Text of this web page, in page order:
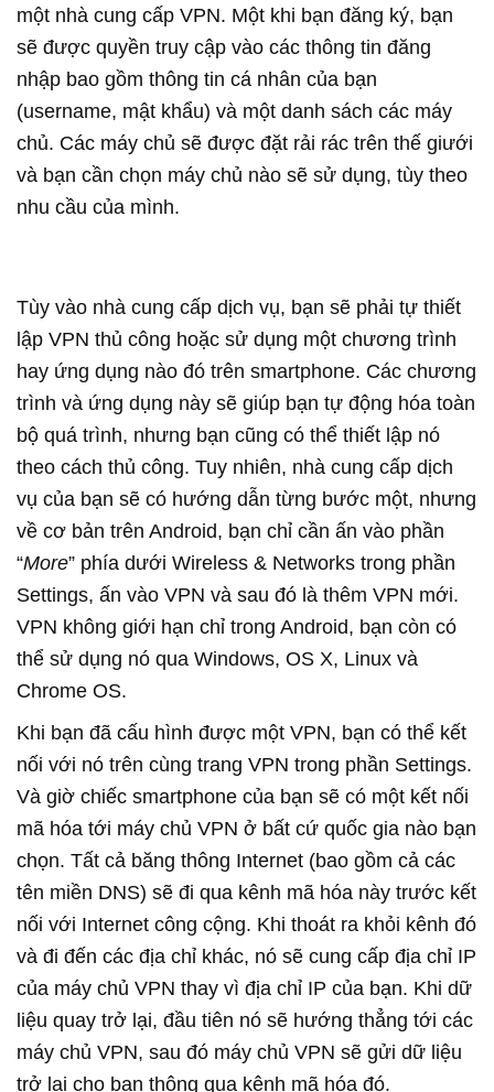
một nhà cung cấp VPN. Một khi bạn đăng ký, bạn
sẽ được quyền truy cập vào các thông tin đăng
nhập bao gồm thông tin cá nhân của bạn
(username, mật khẩu) và một danh sách các máy
chủ. Các máy chủ sẽ được đặt rải rác trên thế giưới
và bạn cần chọn máy chủ nào sẽ sử dụng, tùy theo
nhu cầu của mình.
Tùy vào nhà cung cấp dịch vụ, bạn sẽ phải tự thiết
lập VPN thủ công hoặc sử dụng một chương trình
hay ứng dụng nào đó trên smartphone. Các chương
trình và ứng dụng này sẽ giúp bạn tự động hóa toàn
bộ quá trình, nhưng bạn cũng có thể thiết lập nó
theo cách thủ công. Tuy nhiên, nhà cung cấp dịch
vụ của bạn sẽ có hướng dẫn từng bước một, nhưng
về cơ bản trên Android, bạn chỉ cần ấn vào phần
“More” phía dưới Wireless & Networks trong phần
Settings, ấn vào VPN và sau đó là thêm VPN mới.
VPN không giới hạn chỉ trong Android, bạn còn có
thể sử dụng nó qua Windows, OS X, Linux và
Chrome OS.
Khi bạn đã cấu hình được một VPN, bạn có thể kết
nối với nó trên cùng trang VPN trong phần Settings.
Và giờ chiếc smartphone của bạn sẽ có một kết nối
mã hóa tới máy chủ VPN ở bất cứ quốc gia nào bạn
chọn. Tất cả băng thông Internet (bao gồm cả các
tên miền DNS) sẽ đi qua kênh mã hóa này trước kết
nối với Internet công cộng. Khi thoát ra khỏi kênh đó
và đi đến các địa chỉ khác, nó sẽ cung cấp địa chỉ IP
của máy chủ VPN thay vì địa chỉ IP của bạn. Khi dữ
liệu quay trở lại, đầu tiên nó sẽ hướng thẳng tới các
máy chủ VPN, sau đó máy chủ VPN sẽ gửi dữ liệu
trở lại cho bạn thông qua kênh mã hóa đó.